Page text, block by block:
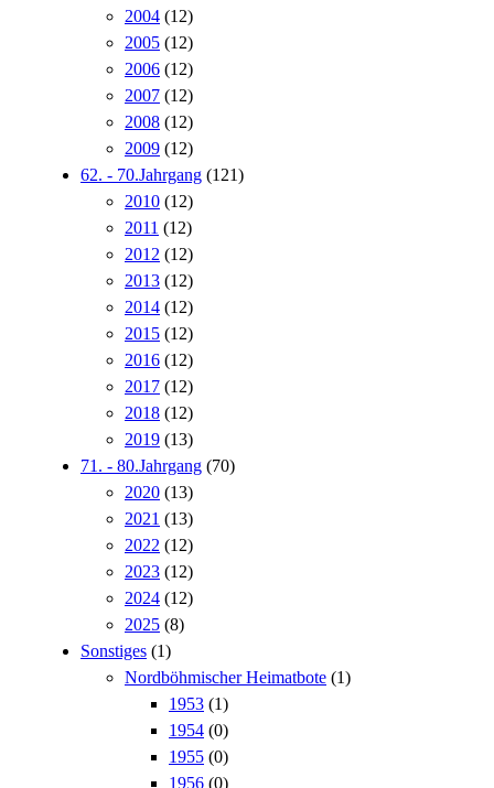
2004 (12)
2005 (12)
2006 (12)
2007 (12)
2008 (12)
2009 (12)
62. - 70.Jahrgang (121)
2010 (12)
2011 (12)
2012 (12)
2013 (12)
2014 (12)
2015 (12)
2016 (12)
2017 (12)
2018 (12)
2019 (13)
71. - 80.Jahrgang (70)
2020 (13)
2021 (13)
2022 (12)
2023 (12)
2024 (12)
2025 (8)
Sonstiges (1)
Nordböhmischer Heimatbote (1)
1953 (1)
1954 (0)
1955 (0)
1956 (0)